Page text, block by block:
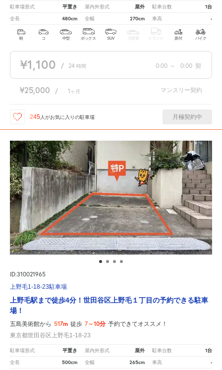
駐車場形式 平置き 屋内外形式 屋外 駐車台数 1台
全長 480cm 全幅 270cm 車高 -
軽 コ 中型 ボックス SUV 大型車 トラック 原付 バイク
¥1,100 / 24 時間 0:00 ～ 0:00 契
¥25,000 / 1 ヶ月 マンスリー契約
245人がお気に入りの駐車場 月極契約中
ID:310021965
上野毛1-18-23駐車場
上野毛駅まで徒歩4分！世田谷区上野毛１丁目の予約できる駐車
場！
五島美術館から 517m 徒歩 7～10分 予約できてオススメ！
東京都世田谷区上野毛1-18-23
駐車場形式 平置き 屋内外形式 屋外 駐車台数 1台
全長 500cm 全幅 265cm 車高 -